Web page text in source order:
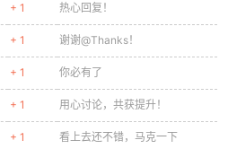
+ 1 热心回复！
+ 1 谢谢@Thanks！
+ 1 你必有了
+ 1 用心讨论，共获提升！
+ 1 看上去还不错，马克一下